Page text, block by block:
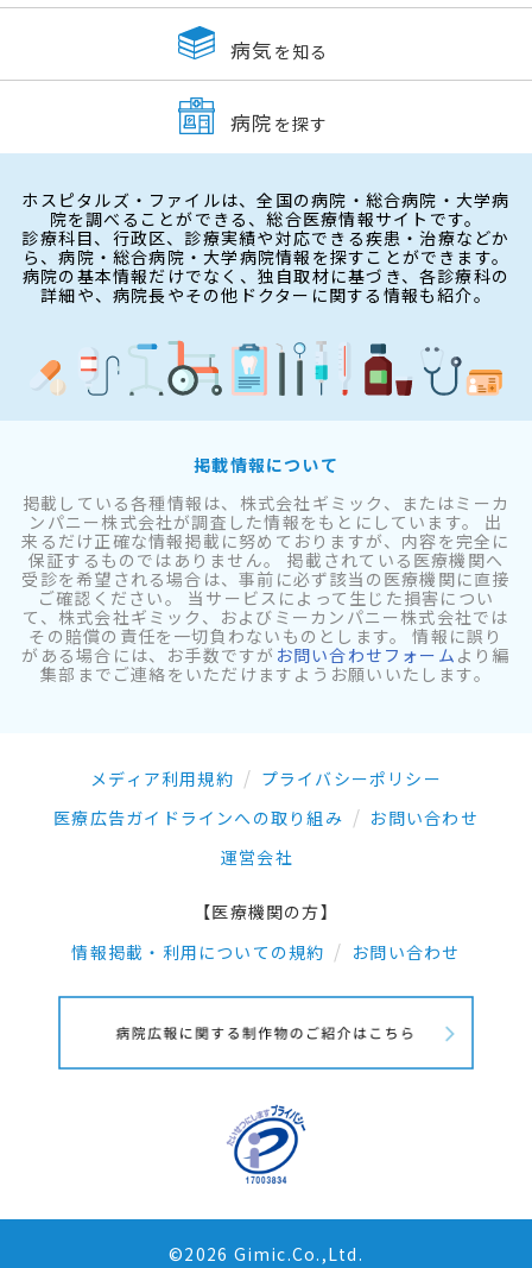
病気 を知る
病院 を探す
ホスピタルズ・ファイルは、全国の病院・総合病院・大学病
院を調べることができる、総合医療情報サイトです。
診療科目、行政区、診療実績や対応できる疾患・治療などか
ら、病院・総合病院・大学病院情報を探すことができます。
病院の基本情報だけでなく、独自取材に基づき、各診療科の
詳細や、病院長やその他ドクターに関する情報も紹介。
掲載情報について
掲載している各種情報は、株式会社ギミック、またはミーカ
ンパニー株式会社が調査した情報をもとにしています。 出
来るだけ正確な情報掲載に努めておりますが、内容を完全に
保証するものではありません。 掲載されている医療機関へ
受診を希望される場合は、事前に必ず該当の医療機関に直接
ご確認ください。 当サービスによって生じた損害につい
て、株式会社ギミック、およびミーカンパニー株式会社では
その賠償の責任を一切負わないものとします。 情報に誤り
がある場合には、お手数ですが お問い合わせフォーム より編
集部までご連絡をいただけますようお願いいたします。
メディア利用規約
プライバシーポリシー
医療広告ガイドラインへの取り組み
お問い合わせ
運営会社
【医療機関の方】
情報掲載・利用についての規約
お問い合わせ
©2026 Gimic.Co.,Ltd.